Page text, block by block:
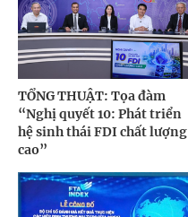
TỔNG THUẬT: Tọa đàm
“Nghị quyết 10: Phát triển
hệ sinh thái FDI chất lượng
cao”